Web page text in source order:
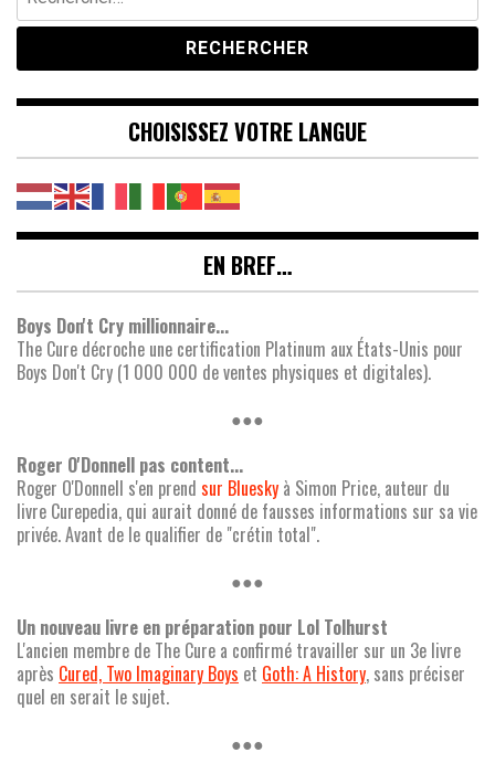
CHOISISSEZ VOTRE LANGUE
EN BREF…
Boys Don't Cry millionnaire...
The Cure décroche une certification Platinum aux États-Unis pour
Boys Don't Cry (1 000 000 de ventes physiques et digitales).
●●●
Roger O'Donnell pas content...
Roger O'Donnell s'en prend sur Bluesky à Simon Price, auteur du
livre Curepedia, qui aurait donné de fausses informations sur sa vie
privée. Avant de le qualifier de "crétin total".
●●●
Un nouveau livre en préparation pour Lol Tolhurst
L'ancien membre de The Cure a confirmé travailler sur un 3e livre
après Cured, Two Imaginary Boys et Goth: A History, sans préciser
quel en serait le sujet.
●●●